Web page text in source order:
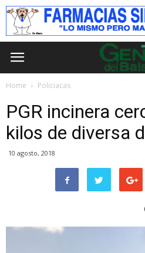
Home Policiacas
PGR incinera
kilos de diversa
10 agosto, 2018